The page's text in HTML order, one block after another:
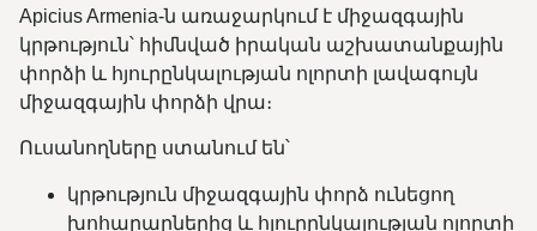
Apicius Armenia-ն առաջարկում է միջազգային
կրթություն՝ հիմնված իրական աշխատանքային
փորձի և հյուրընկալության ոլորտի լավագույն
միջազգային փորձի վրա։
Ուսանողները ստանում են՝
կրթություն միջազգային փորձ ունեցող
խոհարարներից և հյուրընկալության ոլորտի